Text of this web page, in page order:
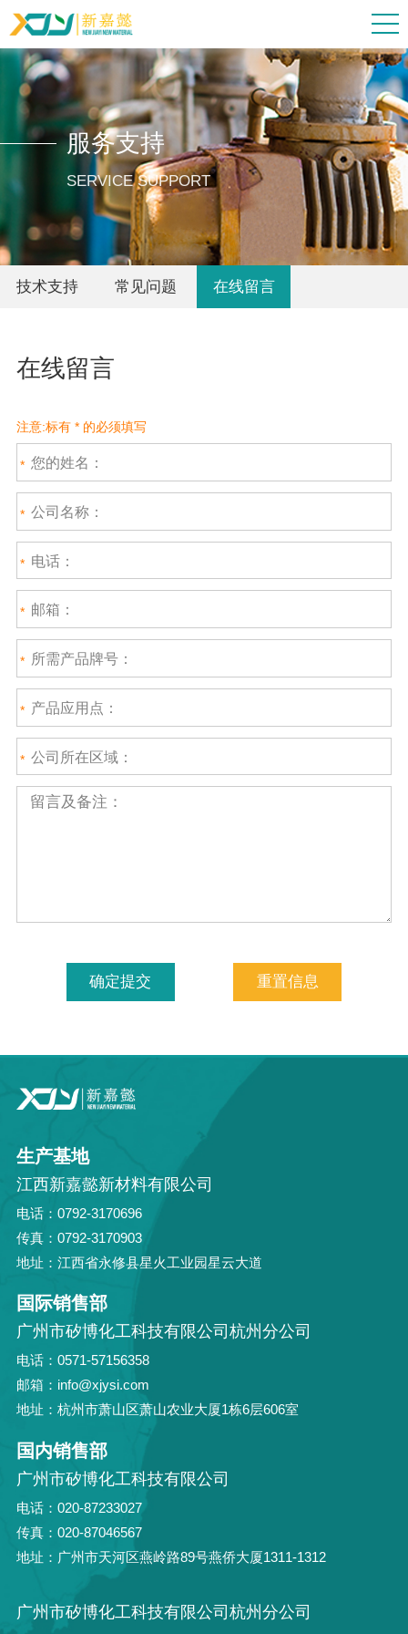
服务支持
SERVICE SUPPORT
技术支持 常见问题 在线留言
在线留言
注意:标有 * 的必须填写
您的姓名：
公司名称：
电话：
邮箱：
所需产品牌号：
产品应用点：
公司所在区域：
留言及备注：
生产基地
江西新嘉懿新材料有限公司
电话：0792-3170696
传真：0792-3170903
地址：江西省永修县星火工业园星云大道
国际销售部
广州市矽博化工科技有限公司杭州分公司
电话：0571-57156358
邮箱：info@xjysi.com
地址：杭州市萧山区萧山农业大厦1栋6层606室
国内销售部
广州市矽博化工科技有限公司
电话：020-87233027
传真：020-87046567
地址：广州市天河区燕岭路89号燕侨大厦1311-1312
广州市矽博化工科技有限公司杭州分公司